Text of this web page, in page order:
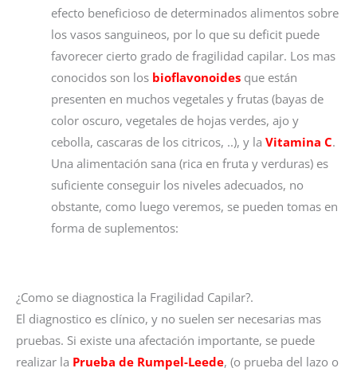
efecto beneficioso de determinados alimentos sobre
los vasos sanguineos, por lo que su deficit puede
favorecer cierto grado de fragilidad capilar. Los mas
conocidos son los bioflavonoides que están
presenten en muchos vegetales y frutas (bayas de
color oscuro, vegetales de hojas verdes, ajo y
cebolla, cascaras de los citricos, ..), y la Vitamina C.
Una alimentación sana (rica en fruta y verduras) es
suficiente conseguir los niveles adecuados, no
obstante, como luego veremos, se pueden tomas en
forma de suplementos:
¿Como se diagnostica la Fragilidad Capilar?.
El diagnostico es clínico, y no suelen ser necesarias mas
pruebas. Si existe una afectación importante, se puede
realizar la Prueba de Rumpel-Leede, (o prueba del lazo o